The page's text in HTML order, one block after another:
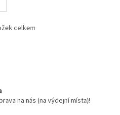
O
í
celkem
na nás (na výdejní místa)!